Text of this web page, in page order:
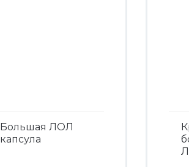
Большая ЛОЛ
капсула